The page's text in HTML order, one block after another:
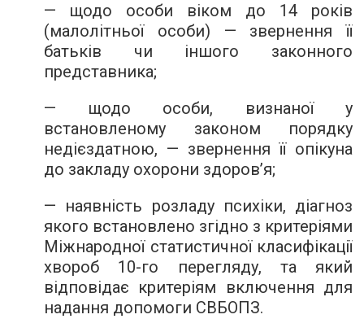
— щодо особи віком до 14 років
(малолітньої особи) — звернення її
батьків чи іншого законного
представника;
— щодо особи, визнаної у
встановленому законом порядку
недієздатною, — звернення її опікуна
до закладу охорони здоров’я;
— наявність розладу психіки, діагноз
якого встановлено згідно з критеріями
Міжнародної статистичної класифікації
хвороб 10-го перегляду, та який
відповідає критеріям включення для
надання допомоги СВБОПЗ.